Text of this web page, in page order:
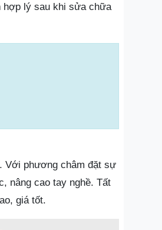
hợp lý sau khi sửa chữa
Với phương châm đặt sự
nâng cao tay nghề. Tất
giá tốt.